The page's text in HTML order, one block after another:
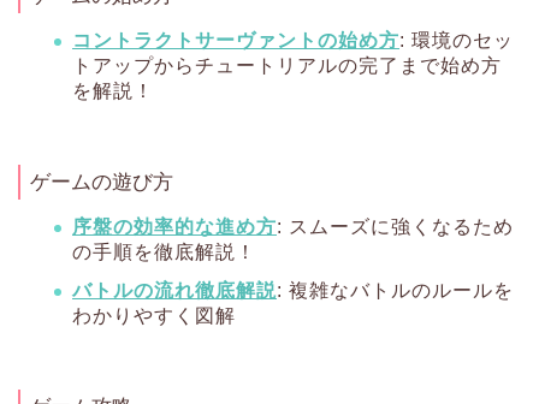
コントラクトサーヴァントの始め方: 環境のセッ
トアップからチュートリアルの完了まで始め方
を解説！
ゲームの遊び方
序盤の効率的な進め方: スムーズに強くなるため
の手順を徹底解説！
バトルの流れ徹底解説: 複雑なバトルのルールを
わかりやすく図解